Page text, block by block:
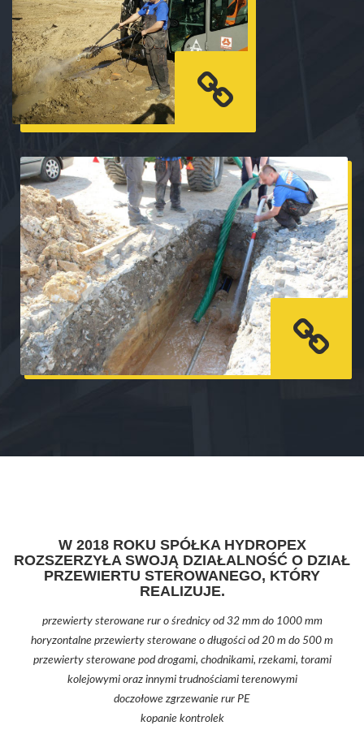
W 2018 ROKU SPÓŁKA HYDROPEX
ROZSZERZYŁA SWOJĄ DZIAŁALNOŚĆ O DZIAŁ
PRZEWIERTU STEROWANEGO, KTÓRY
REALIZUJE.
przewierty sterowane rur o średnicy od 32 mm do 1000 mm
horyzontalne przewierty sterowane o długości od 20 m do 500 m
przewierty sterowane pod drogami, chodnikami, rzekami, torami
kolejowymi oraz innymi trudnościami terenowymi
doczołowe zgrzewanie rur PE
kopanie kontrolek